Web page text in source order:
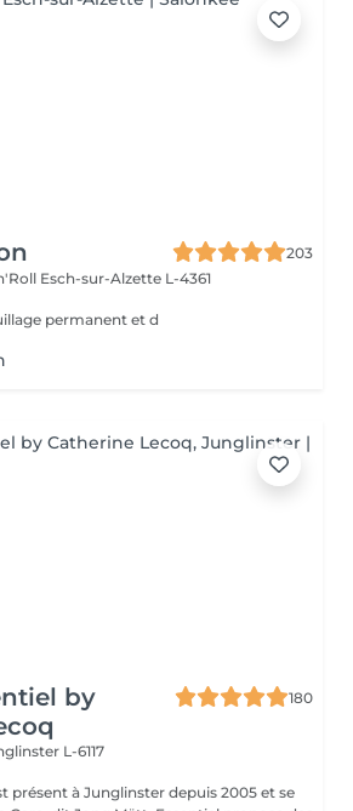
203
Esch-sur-Alzette L-4361
permanent et d
by
180
L-6117
présent à Junglinster depuis 2005 et se